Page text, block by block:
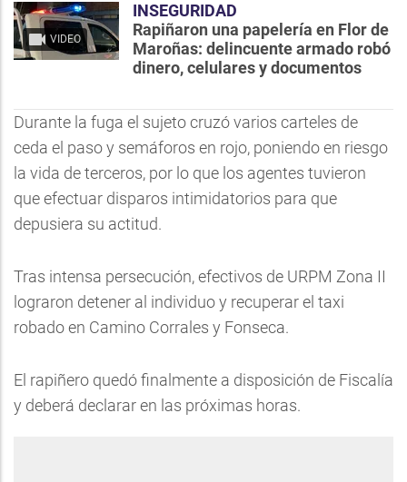
VIDEO
INSEGURIDAD
Rapiñaron una papelería en Flor de
Maroñas: delincuente armado robó
dinero, celulares y documentos
Durante la fuga el sujeto cruzó varios carteles de
ceda el paso y semáforos en rojo, poniendo en riesgo
la vida de terceros, por lo que los agentes tuvieron
que efectuar disparos intimidatorios para que
depusiera su actitud.
Tras intensa persecución, efectivos de URPM Zona II
lograron detener al individuo y recuperar el taxi
robado en Camino Corrales y Fonseca.
El rapiñero quedó finalmente a disposición de Fiscalía
y deberá declarar en las próximas horas.